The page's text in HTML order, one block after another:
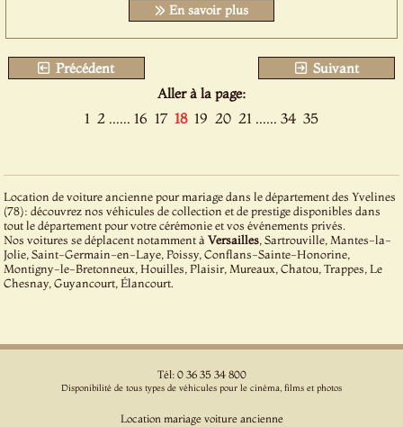
En savoir plus
Précédent
Suivant
Aller à la page:
1 2 ...... 16 17 18 19 20 21 ...... 34 35
Location de voiture ancienne pour mariage dans le département des Yvelines
(78): découvrez nos véhicules de collection et de prestige disponibles dans
tout le département pour votre cérémonie et vos événements privés.
Nos voitures se déplacent notamment àVersailles , Sartrouville, Mantes-la-
Jolie, Saint-Germain-en-Laye, Poissy, Conflans-Sainte-Honorine,
Montigny-le-Bretonneux, Houilles, Plaisir, Mureaux, Chatou, Trappes, Le
Chesnay, Guyancourt, Élancourt.
Tél: 0 36 35 34 800
Disponibilité de tous types de véhicules pour le cinéma, films et photos
Location mariage voiture ancienne